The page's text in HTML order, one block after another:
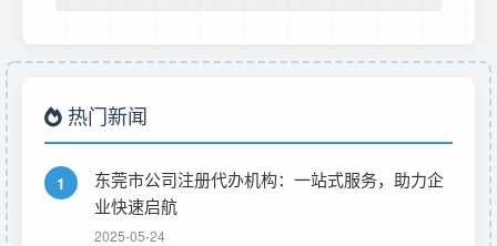
热门新闻
1
东莞市公司注册代办机构：一站式服务，助力企
业快速启航
2025-05-24